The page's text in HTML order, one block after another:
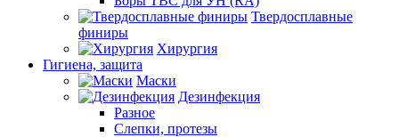
Твердосплавные
финиры
Хирургия
Гигиена, защита
Маски
Дезинфекция
Разное
Слепки, протезы